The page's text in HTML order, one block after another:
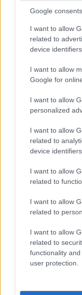
Google consents
I want to allow
related to
device
I want to allow
Google for
I want to allow
personalized
I want to allow
related to
device
I want to allow
related to
I want to allow
related to
I want to allow
related to
functionality
user protection.